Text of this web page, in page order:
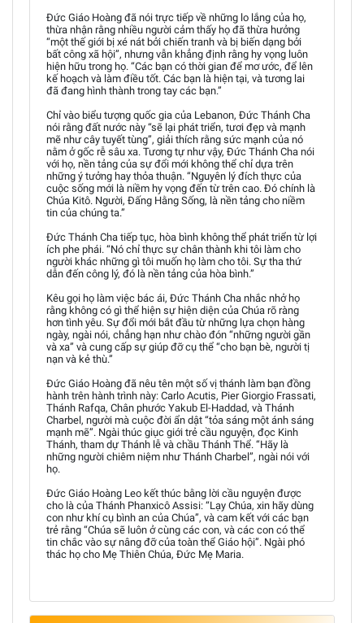
Đức Giáo Hoàng đã nói trực tiếp về những lo lắng của họ,
thừa nhận rằng nhiều người cảm thấy họ đã thừa hưởng
“một thế giới bị xé nát bởi chiến tranh và bị biến dạng bởi
bất công xã hội”, nhưng vẫn khẳng định rằng hy vọng luôn
hiện hữu trong họ. “Các bạn có thời gian để mơ ước, để lên
kế hoạch và làm điều tốt. Các bạn là hiện tại, và tương lai
đã đang hình thành trong tay các bạn.”
Chỉ vào biểu tượng quốc gia của Lebanon, Đức Thánh Cha
nói rằng đất nước này “sẽ lại phát triển, tươi đẹp và mạnh
mẽ như cây tuyết tùng”, giải thích rằng sức mạnh của nó
nằm ở gốc rễ sâu xa. Tương tự như vậy, Đức Thánh Cha nói
với họ, nền tảng của sự đổi mới không thể chỉ dựa trên
những ý tưởng hay thỏa thuận. “Nguyên lý đích thực của
cuộc sống mới là niềm hy vọng đến từ trên cao. Đó chính là
Chúa Kitô. Người, Đấng Hằng Sống, là nền tảng cho niềm
tin của chúng ta.”
Đức Thánh Cha tiếp tục, hòa bình không thể phát triển từ lợi
ích phe phái. “Nó chỉ thực sự chân thành khi tôi làm cho
người khác những gì tôi muốn họ làm cho tôi. Sự tha thứ
dẫn đến công lý, đó là nền tảng của hòa bình.”
Kêu gọi họ làm việc bác ái, Đức Thánh Cha nhắc nhở họ
rằng không có gì thể hiện sự hiện diện của Chúa rõ ràng
hơn tình yêu. Sự đổi mới bắt đầu từ những lựa chọn hàng
ngày, ngài nói, chẳng hạn như chào đón “những người gần
và xa” và cung cấp sự giúp đỡ cụ thể “cho bạn bè, người tị
nạn và kẻ thù.”
Đức Giáo Hoàng đã nêu tên một số vị thánh làm bạn đồng
hành trên hành trình này: Carlo Acutis, Pier Giorgio Frassati,
Thánh Rafqa, Chân phước Yakub El-Haddad, và Thánh
Charbel, người mà cuộc đời ẩn dật “tỏa sáng một ánh sáng
mạnh mẽ”. Ngài thúc giục giới trẻ cầu nguyện, đọc Kinh
Thánh, tham dự Thánh lễ và chầu Thánh Thể. “Hãy là
những người chiêm niệm như Thánh Charbel”, ngài nói với
họ.
Đức Giáo Hoàng Leo kết thúc bằng lời cầu nguyện được
cho là của Thánh Phanxicô Assisi: “Lạy Chúa, xin hãy dùng
con như khí cụ bình an của Chúa”, và cam kết với các bạn
trẻ rằng “Chúa sẽ luôn ở cùng các con, và các con có thể
tin chắc vào sự nâng đỡ của toàn thể Giáo hội”. Ngài phó
thác họ cho Mẹ Thiên Chúa, Đức Mẹ Maria.